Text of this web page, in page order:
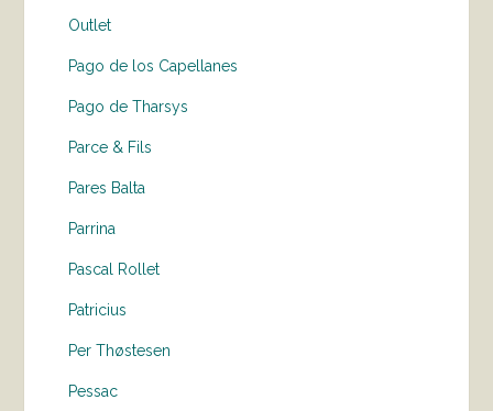
Outlet
Pago de los Capellanes
Pago de Tharsys
Parce & Fils
Pares Balta
Parrina
Pascal Rollet
Patricius
Per Thøstesen
Pessac